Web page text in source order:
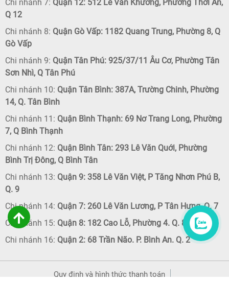
Chi nhánh 7: Quận 12: 512 Lê Văn Khương, Phường Thới An,
Q 12
Chi nhánh 8: Quận Gò Vấp: 1182 Quang Trung, Phường 8, Q
Gò Vấp
Chi nhánh 9: Quận Tân Phú: 925/37/11 Âu Cơ, Phường Tân
Sơn Nhì, Q Tân Phú
Chi nhánh 10: Quận Tân Bình: 387A, Trường Chinh, Phường
14, Q. Tân Bình
Chi nhánh 11: Quận Bình Thạnh: 69 Nơ Trang Long, Phường
7, Q Bình Thạnh
Chi nhánh 12: Quận Bình Tân: 293 Lê Văn Quới, Phường
Bình Trị Đông, Q Bình Tân
Chi nhánh 13: Quận 9: 358 Lê Văn Việt, P Tăng Nhơn Phú B,
Q. 9
Chi nhánh 14: Quận 7: 260 Lê Văn Lương, P Tân Hưng, Q. 7
Chi nhánh 15: Quận 8: 182 Cao Lỗ, Phường 4. Q. 8
Chi nhánh 16: Quận 2: 68 Trần Não. P. Bình An. Q. 2
Quy định và hình thức thanh toán